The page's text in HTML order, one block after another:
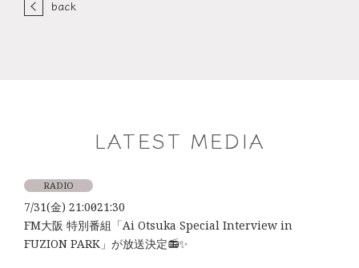
back
LATEST MEDIA
RADIO
7/31(金) 21:00～21:30
FM大阪 特別番組「Ai Otsuka Special Interview in
FUZION PARK」が放送決定📻✨